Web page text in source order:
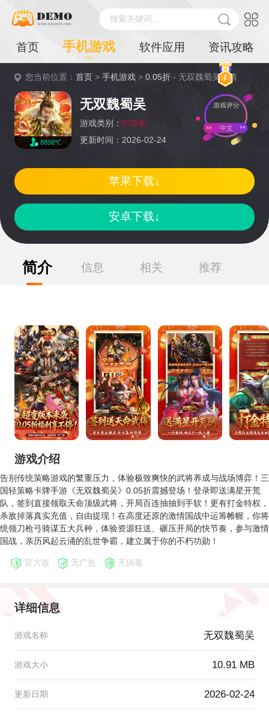
搜索关键词...
首页 手机游戏 软件应用 资讯攻略
您当前位置：首页 >手机游戏 >0.05折 - 无双魏蜀吴详情
8898℃
无双魏蜀吴
游戏类别： 0.05折
更新时间：2026-02-24
游戏评分
中文
安卓下载↓
苹果下载↓
简介 信息 相关 推荐
游戏介绍
告别传统策略游戏的繁重压力，体验极致爽快的武将养成与战场博弈！三
国轻策略卡牌手游《无双魏蜀吴》0.05折震撼登场！登录即送满星开荒
队，签到直接领取天命顶级武将，开局百连抽抽到手软！更有打金特权，
杀敌掉落真实充值，自由提现！在高度还原的激情国战中运筹帷幄，你将
统领刀枪弓骑谋五大兵种，体验资源狂送、碾压开局的快节奏，参与激情
国战，亲历风起云涌的乱世争霸，建立属于你的不朽功勋！
官方版 无广告 无病毒
详细信息
游戏名称 无双魏蜀吴
游戏大小 10.91 MB
更新日期 2026-02-24